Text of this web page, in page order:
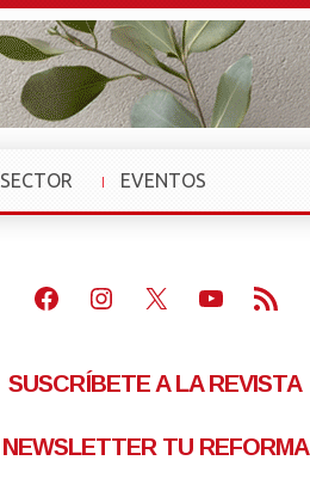
SECTOR
»
EVENTOS
»
Facebook
Instagram
X Youtube
Feed RSS
SUSCRÍBETE A LA REVISTA
NEWSLETTER TU REFORMA